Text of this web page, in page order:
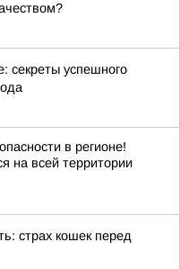
секреты успешного
в регионе!
на всей территории
страх кошек перед